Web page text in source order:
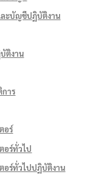
ละบัญชีปฏิบัติงาน
ติงาน
าร
อร์
อร์ทั่วไป
อร์ทั่วไปปฏิบัติงาน